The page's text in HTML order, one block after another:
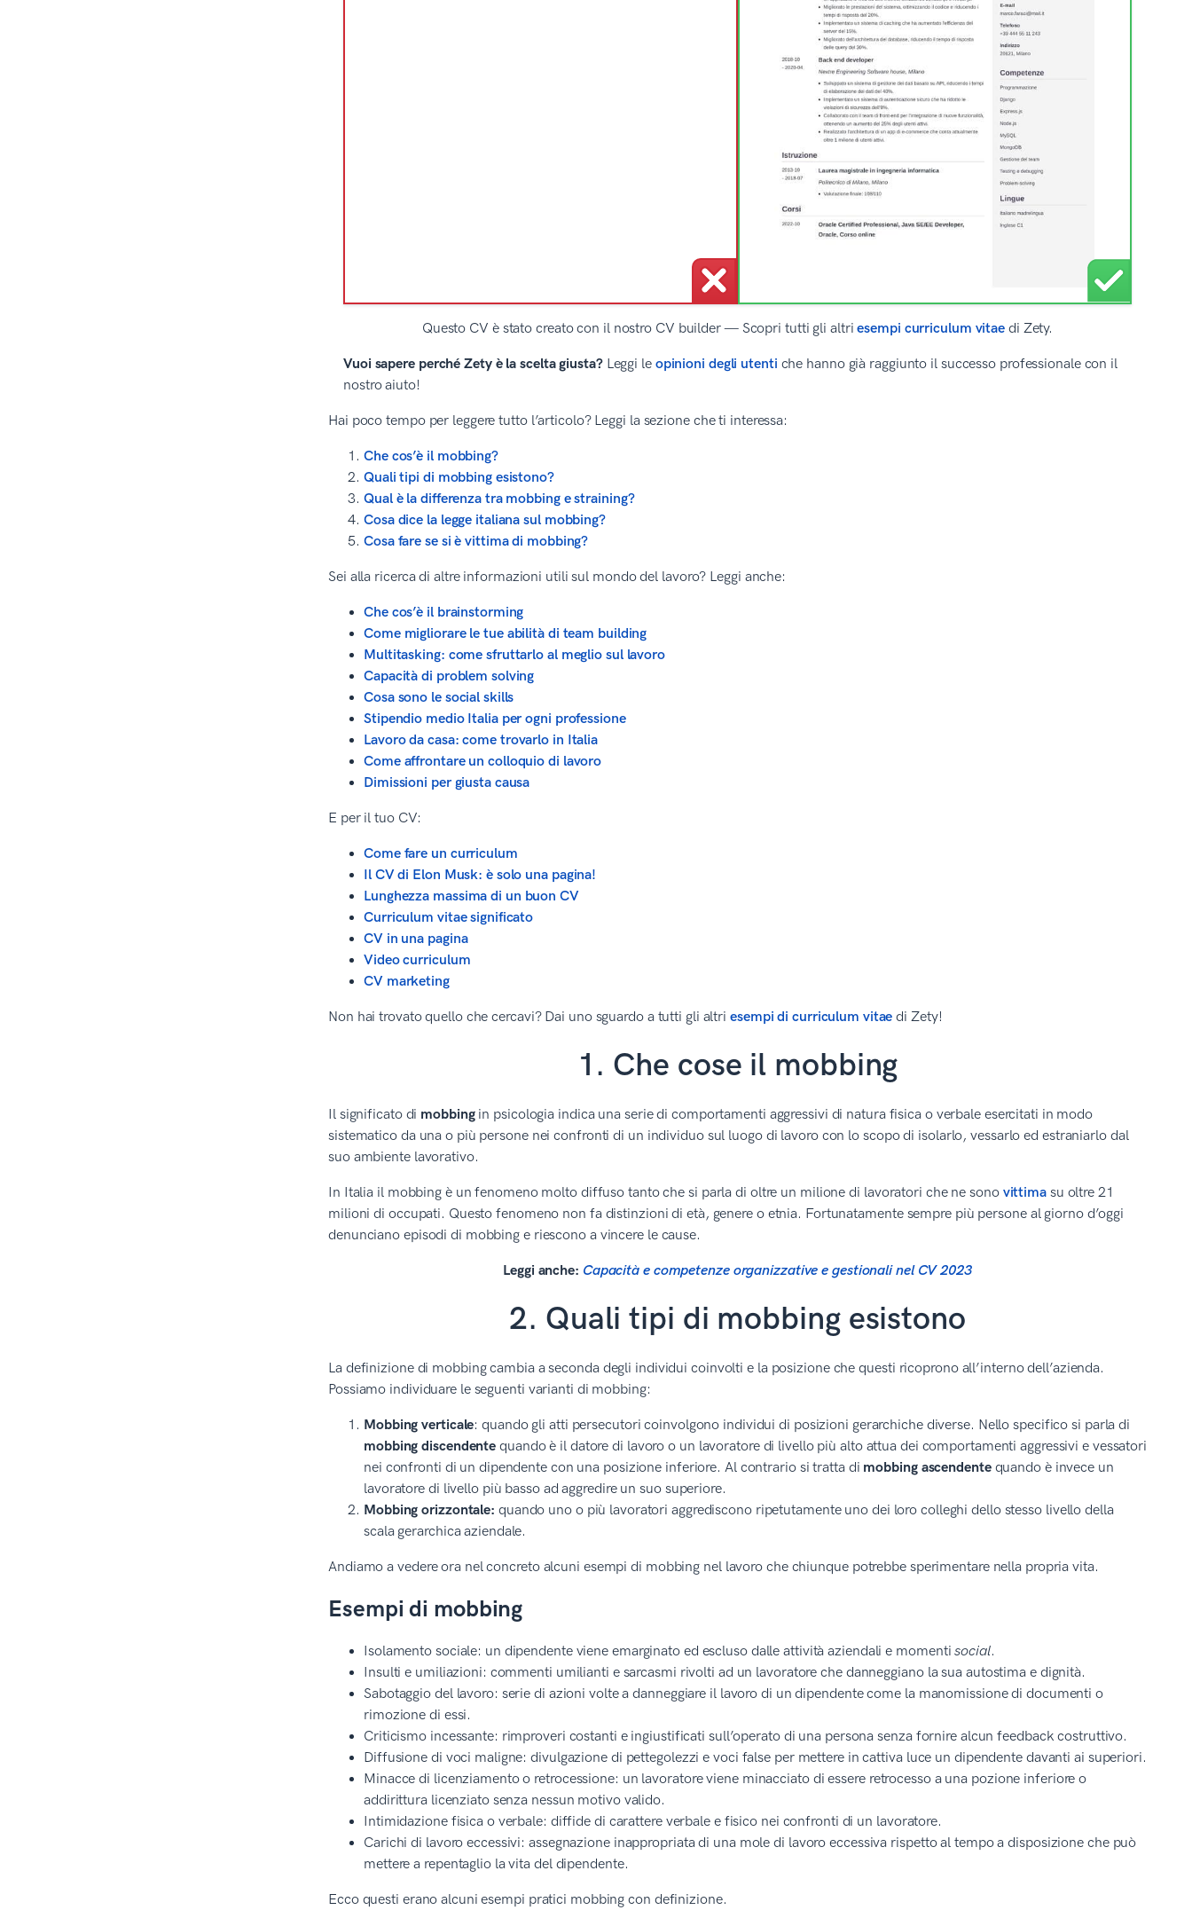
Questo CV è stato creato con il nostro CV builder — Scopri tutti gli altriesempi curriculum vitae di Zety.
Vuoi sapere perché Zety è la scelta giusta?Leggi le opinioni degli utenti che hanno già raggiunto il successo professionale con il
nostro aiuto!
Hai poco tempo per leggere tutto l’articolo? Leggi la sezione che ti interessa:
Che cos’è il mobbing?
Quali tipi di mobbing esistono?
Qual è la differenza tra mobbing e straining?
Cosa dice la legge italiana sul mobbing?
Cosa fare se si è vittima di mobbing?
Sei alla ricerca di altre informazioni utili sul mondo del lavoro? Leggi anche:
Che cos’è il brainstorming
Come migliorare le tue abilità di team building
Multitasking: come sfruttarlo al meglio sul lavoro
Capacità di problem solving
Cosa sono le social skills
Stipendio medio Italia per ogni professione
Lavoro da casa: come trovarlo in Italia
Come affrontare un colloquio di lavoro
Dimissioni per giusta causa
E per il tuo CV:
Come fare un curriculum
Il CV di Elon Musk: è solo una pagina!
Lunghezza massima di un buon CV
Curriculum vitae significato
CV in una pagina
Video curriculum
CV marketing
Non hai trovato quello che cercavi? Dai uno sguardo a tutti gli altri esempi di curriculum vitae di Zety!
1. Che cose il mobbing
Il significato di mobbingin psicologia indica una serie di comportamenti aggressivi di natura fisica o verbale esercitati in modo
sistematico da una o più persone nei confronti di un individuo sul luogo di lavoro con lo scopo di isolarlo, vessarlo ed estraniarlo dal
suo ambiente lavorativo.
In Italia il mobbing è un fenomeno molto diffuso tanto che si parla di oltre un milione di lavoratori che ne sono vittimasu oltre 21
milioni di occupati. Questo fenomeno non fa distinzioni di età, genere o etnia. Fortunatamente sempre più persone al giorno d’oggi
denunciano episodi di mobbing e riescono a vincere le cause.
Leggi anche: Capacità e competenze organizzative e gestionali nel CV 2023
2. Quali tipi di mobbing esistono
La definizione di mobbing cambia a seconda degli individui coinvolti e la posizione che questi ricoprono all’interno dell’azienda.
Possiamo individuare le seguenti varianti di mobbing:
Mobbing verticale: quando gli atti persecutori coinvolgono individui di posizioni gerarchiche diverse. Nello specifico si parla di
mobbing discendente quando è il datore di lavoro o un lavoratore di livello più alto attua dei comportamenti aggressivi e vessatori
nei confronti di un dipendente con una posizione inferiore. Al contrario si tratta di mobbing ascendentequando è invece un
lavoratore di livello più basso ad aggredire un suo superiore.
Mobbing orizzontale: quando uno o più lavoratori aggrediscono ripetutamente uno dei loro colleghi dello stesso livello della
scala gerarchica aziendale.
Andiamo a vedere ora nel concreto alcuni esempi di mobbing nel lavoro che chiunque potrebbe sperimentare nella propria vita.
Esempi di mobbing
Isolamento sociale: un dipendente viene emarginato ed escluso dalle attività aziendali e momentisocial.
Insulti e umiliazioni: commenti umilianti e sarcasmi rivolti ad un lavoratore che danneggiano la sua autostima e dignità.
Sabotaggio del lavoro: serie di azioni volte a danneggiare il lavoro di un dipendente come la manomissione di documenti o
rimozione di essi.
Criticismo incessante: rimproveri costanti e ingiustificati sull’operato di una persona senza fornire alcun feedback costruttivo.
Diffusione di voci maligne: divulgazione di pettegolezzi e voci false per mettere in cattiva luce un dipendente davanti ai superiori.
Minacce di licenziamento o retrocessione: un lavoratore viene minacciato di essere retrocesso a una pozione inferiore o
addirittura licenziato senza nessun motivo valido.
Intimidazione fisica o verbale: diffide di carattere verbale e fisico nei confronti di un lavoratore.
Carichi di lavoro eccessivi: assegnazione inappropriata di una mole di lavoro eccessiva rispetto al tempo a disposizione che può
mettere a repentaglio la vita del dipendente.
Ecco questi erano alcuni esempi pratici mobbing con definizione.